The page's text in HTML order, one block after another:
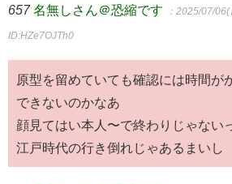
657 名無しさん＠恐縮です ：2025/07/
ID:HZe7OJTh0
原型を留めていても確認には時間が
できないのかなあ
顔見てはい本人〜で終わりじゃない
江戸時代の行き倒れじゃあるまいし